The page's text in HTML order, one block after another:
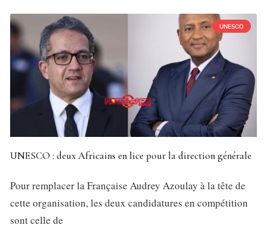
UNESCO
UNESCO : deux Africains en lice pour la direction générale
Pour remplacer la Française Audrey Azoulay à la tête de
cette organisation, les deux candidatures en compétition
sont celle de